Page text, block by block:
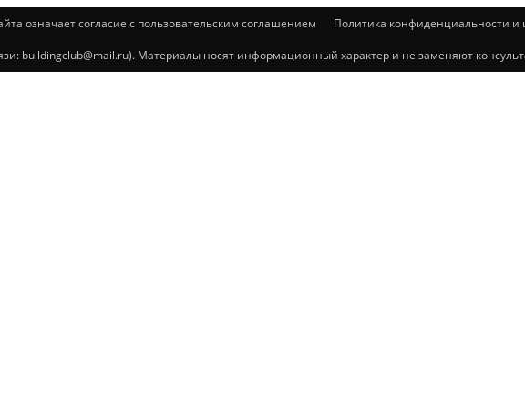
означает согласие с пользовательским соглашением Политика конфиденциальности и
buildingclub@mail.ru). Материалы носят информационный характер и не заменяют